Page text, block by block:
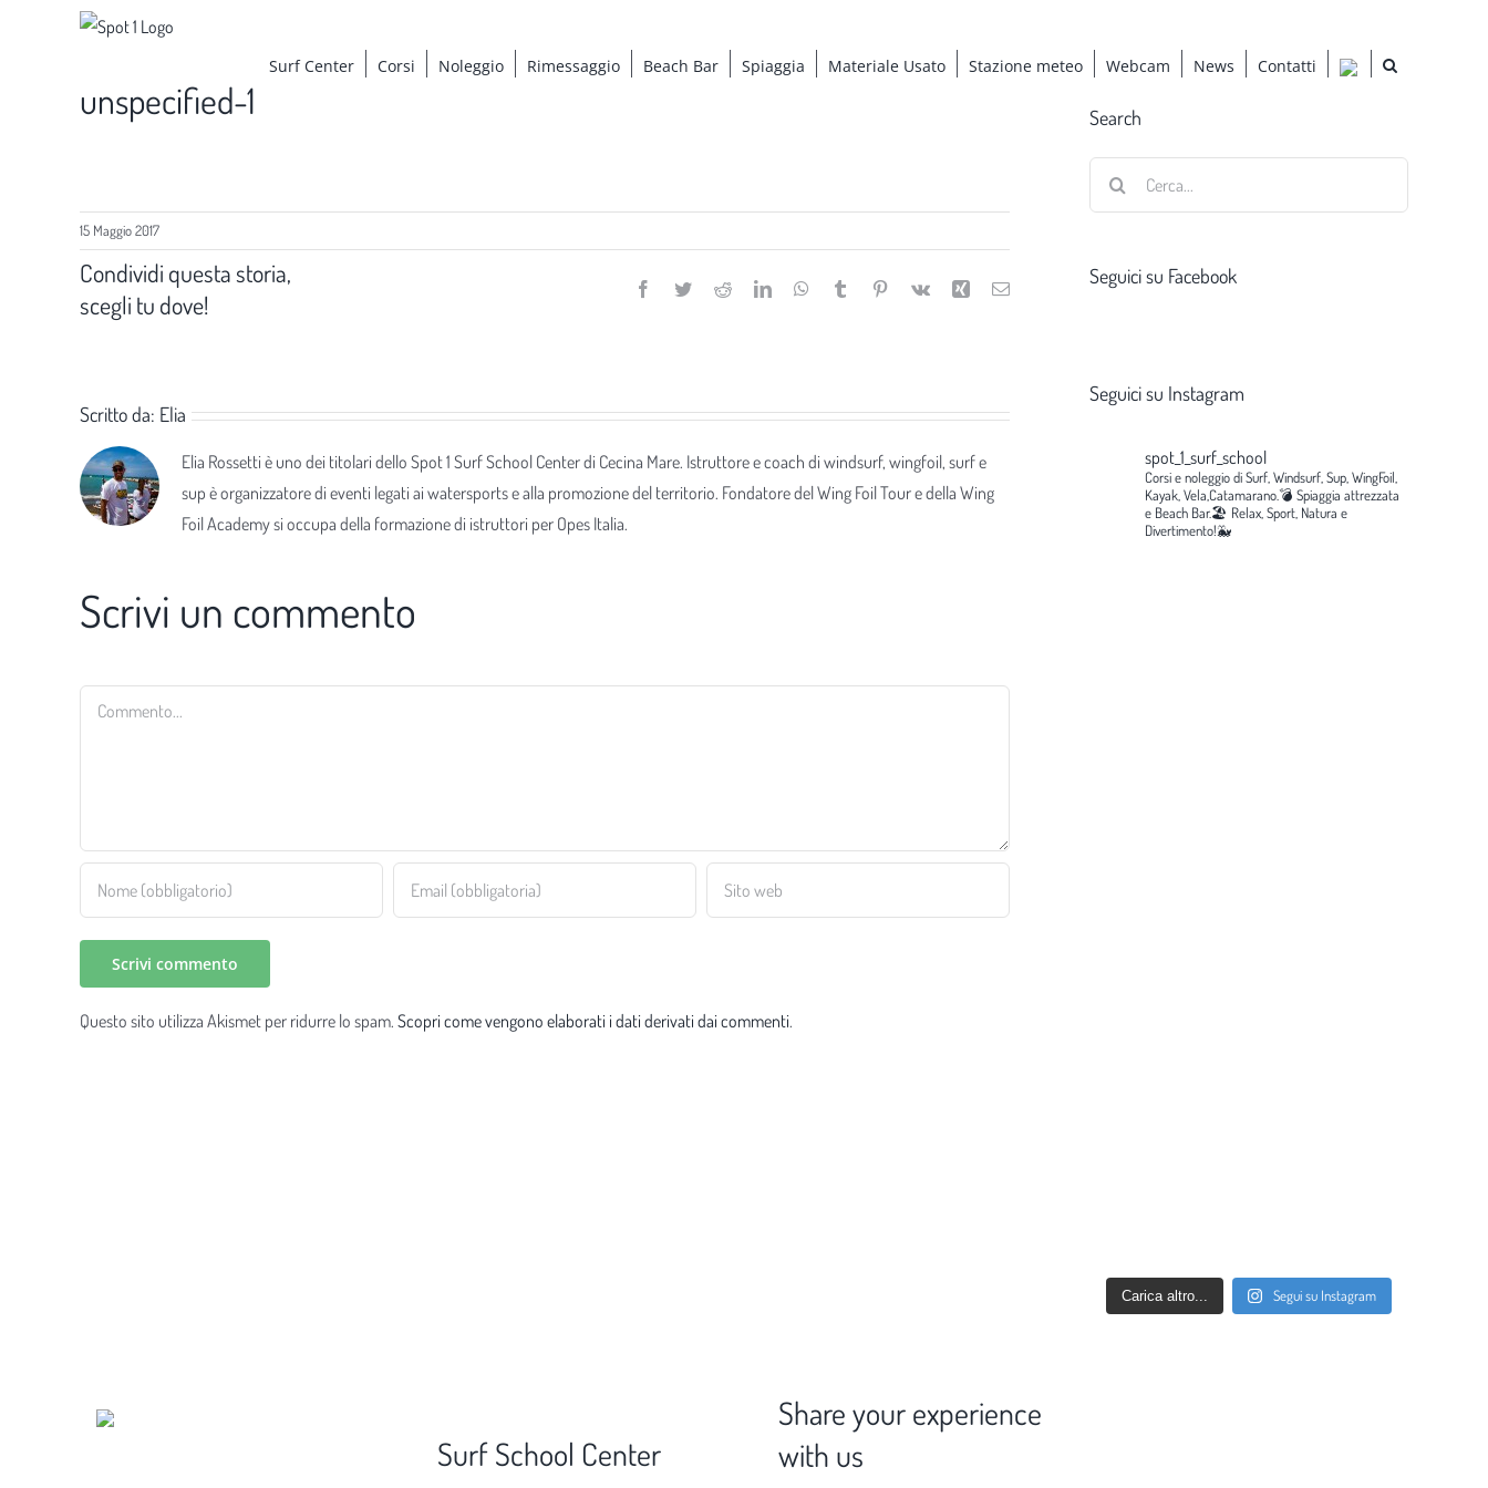
Surf Center Corsi Noleggio Rimessaggio Beach Bar Spiaggia Materiale Usato Stazione meteo Webcam News Contatti
unspecified-1
15 Maggio 2017
Condividi questa storia,
scegli tu dove!
Facebook
TwitterRedditLinkedInWhatsApp
Tumblr Pinterest
Vk Xing Email
Scritto da: Elia
Elia Rossetti è uno dei titolari dello Spot 1 Surf School Center di Cecina Mare. Istruttore e coach di windsurf, wingfoil, surf e
sup è organizzatore di eventi legati ai watersports e alla promozione del territorio. Fondatore del Wing Foil Tour e della Wing
Foil Academy si occupa della formazione di istruttori per Opes Italia.
Scrivi un commento
Commento
Questo sito utilizza Akismet per ridurre lo spam. Scopri come vengono elaborati i dati derivati dai commenti.
Search
Seguici su Facebook
Seguici su Instagram
spot_1_surf_school
Corsi e noleggio di Surf, Windsurf, Sup, WingFoil,
Kayak, Vela,Catamarano.💣 Spiaggia attrezzata
e Beach Bar.🏖️ Relax, Sport, Natura e
Divertimento!🐳
Carica altro... Segui su Instagram
Surf School Center
Share your experience
with us